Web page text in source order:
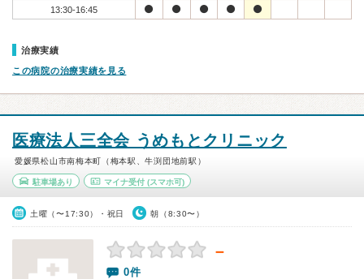
13:30-16:45
治療実績
この病院の治療実績を見る
医療法人三全会 うめもとクリニック
愛媛県松山市南梅本町（梅本駅、牛渕団地前駅）
駐車場あり マイナ受付(スマホ可)
土曜（〜17:30）・祝日 朝（8:30〜）
－
0件